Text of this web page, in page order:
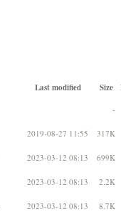
Last modified Size
-
2019-08-27 11:55 317K
2023-03-12 08:13 699K
2023-03-12 08:13 2.2K
2023-03-12 08:13 8.7K